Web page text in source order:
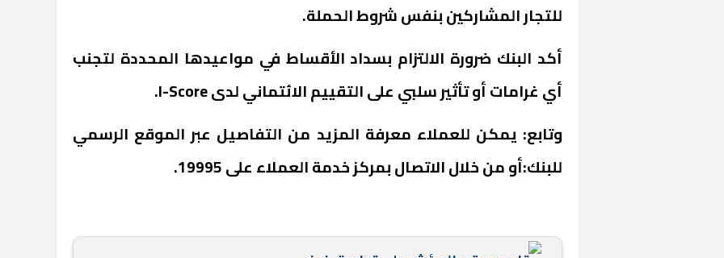
للتجار المشاركين بنفس شروط الحملة.
أكد البنك ضرورة الالتزام بسداد الأقساط في مواعيدها المحددة لتجنب
أي غرامات أو تأثير سلبي على التقييم الائتماني لدىI-Score
.
وتابع: يمكن للعملاء معرفة المزيد من التفاصيل عبر الموقع الرسمي
للبنك:أو من خلال الاتصال بمركز خدمة العملاء على 19995.